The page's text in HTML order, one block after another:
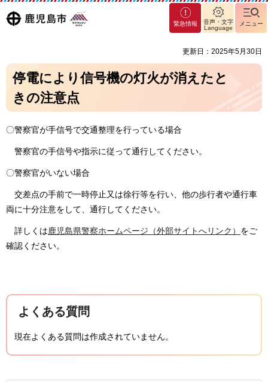
鹿児島
マグ
マシ
緊急情報
音声・文字
Language
メニュー
更新日：2025年5月30日
停電により信号機の灯火が消えたと
きの注意点
〇警察官が手信号で交通整理を行っている場合
警察官の手信号や指示に従って通行してください。
〇警察官がいない場合
交差点の手前で一時停止又は徐行等を行い、他の歩行者や通行車
両に十分注意をして、通行してください。
詳しくは鹿児島県警察ホームページ（外部サイトへリンク） をご
確認ください。
よくある質問
現在よくある質問は作成されていません。